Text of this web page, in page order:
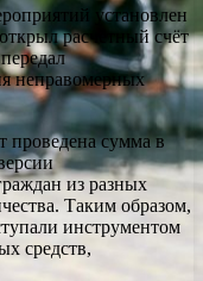
установлен
расчётный счёт
неправомерных
проведена сумма в
из разных
Таким образом,
инструментом
средств,